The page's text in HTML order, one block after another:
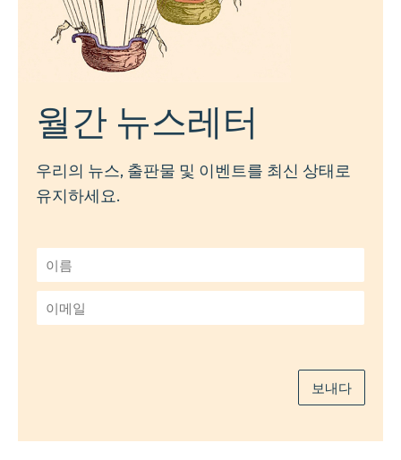
월간 뉴스레터
우리의 뉴스, 출판물 및 이벤트를 최신 상태로
유지하세요.
름
*
메
보내다